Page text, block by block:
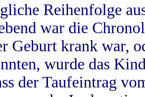
Reihenfolge
war die
Geburt krank war,
wurde das
der Taufeintrag